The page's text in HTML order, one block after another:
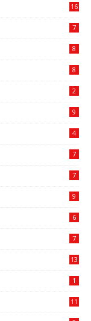
16
7
8
8
2
9
4
7
7
9
6
7
13
1
11